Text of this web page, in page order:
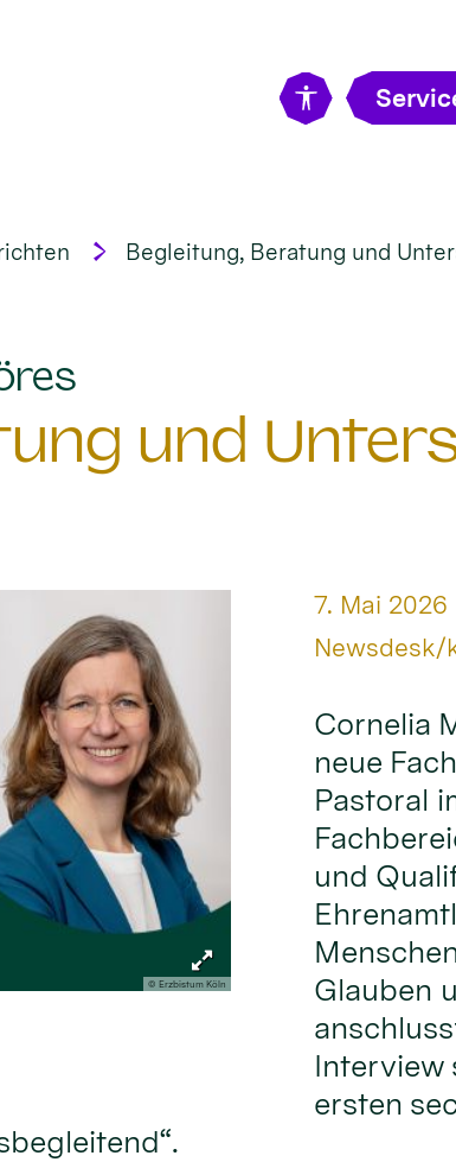
Begleitung, Beratung und
und
© Erzbistum Köln
Datum:
7. Mai 2026
Von:
Newsdesk/
Cornelia
neue
Pastoral
und
Glauben
Interview
ersten